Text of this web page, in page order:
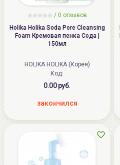
/ 0 отзывов
Holika Holika Soda Pore Cleansing
Foam Кремовая пенка Сода |
150мл
HOLIKA HOLIKA (Корея)
Код:
0.00 руб.
закончился